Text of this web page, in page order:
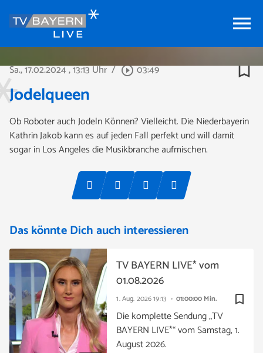
menu
Sa., 17.02.2024, 13:13 Uhr / play_circle_outline03:49 bookmark_border
Jodelqueen
Ob Roboter auch Jodeln Können? Vielleicht. Die Niederbayerin
Kathrin Jakob kann es auf jeden Fall perfekt und will damit
sogar in Los Angeles die Musikbranche aufmischen.
Das könnte Dich auch interessieren
bookmark_border
1. Aug. 202619:13 01:00:00 Min.
TV BAYERN LIVE* vom
01.08.2026
Die komplette Sendung „TV
BAYERN LIVE*“ vom Samstag, 1.
August 2026.